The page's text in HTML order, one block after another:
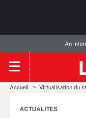
An
Accueil Virtualisation du
ACTUALITES